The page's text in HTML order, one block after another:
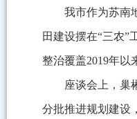
我市作为苏南
田建设摆在“三农”
整治覆盖2019年以
座谈会上，巢
分批推进规划建设